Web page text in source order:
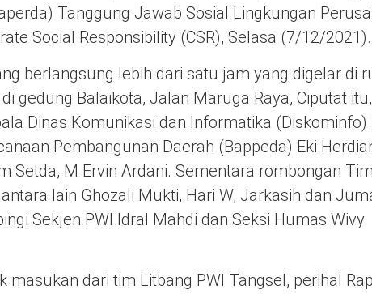
Tanggung Jawab Sosial Lingkungan
Social Responsibility (CSR), Selasa (7/12/2021).
berlangsung lebih dari satu jam yang digelar di
gedung Balaikota, Jalan Maruga Raya, Ciputat
Dinas Komunikasi dan Informatika (Diskominfo)
Pembangunan Daerah (Bappeda) Eki
Setda, M Ervin Ardani. Sementara rombongan Tim
lain Ghozali Mukti, Hari W, Jarkasih dan
Sekjen PWI Idral Mahdi dan Seksi Humas Wivy
masukan dari tim Litbang PWI Tangsel, perihal